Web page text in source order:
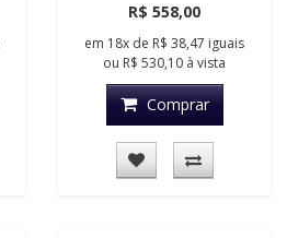
R$ 558,00
em 18x de R$ 38,47 iguais
ou R$ 530,10 à vista
Comprar